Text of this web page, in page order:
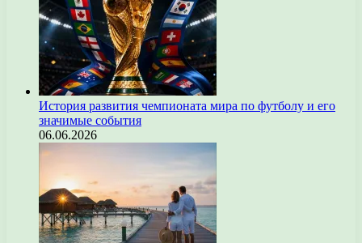
История развития чемпионата мира по футболу и его
значимые события
06.06.2026